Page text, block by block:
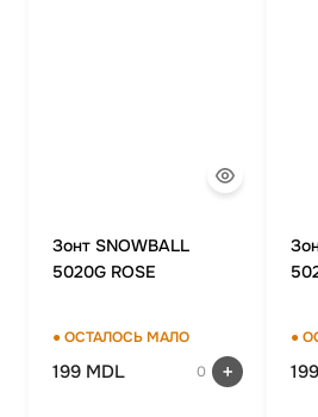
Зонт SNOWBALL
5020G ROSE
● ОСТАЛОСЬ МАЛО
199 MDL 0
●